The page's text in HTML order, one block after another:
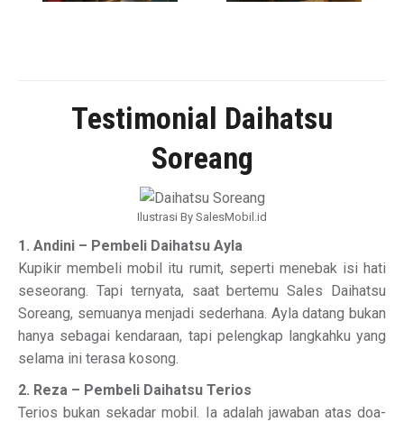
Testimonial Daihatsu
Soreang
Ilustrasi By SalesMobil.id
1. Andini – Pembeli Daihatsu Ayla
Kupikir membeli mobil itu rumit, seperti menebak isi hati
seseorang. Tapi ternyata, saat bertemu Sales Daihatsu
Soreang, semuanya menjadi sederhana. Ayla datang bukan
hanya sebagai kendaraan, tapi pelengkap langkahku yang
selama ini terasa kosong.
2. Reza – Pembeli Daihatsu Terios
Terios bukan sekadar mobil. Ia adalah jawaban atas doa-